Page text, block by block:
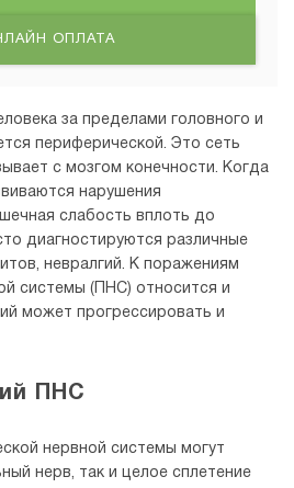
ОПЛАТА
за пределами головного и
периферической. Это сеть
с мозгом конечности. Когда
нарушения
слабость вплоть до
диагностируются различные
невралгий. К поражениям
системы (ПНС) относится и
может прогрессировать и
ПНС
нервной системы могут
нерв, так и целое сплетение